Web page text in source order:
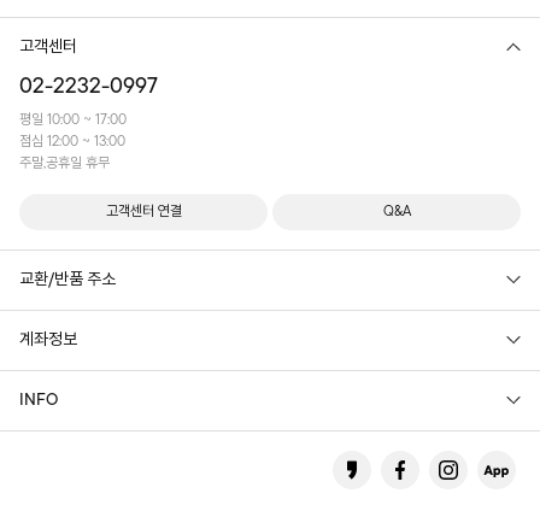
고객센터
02-2232-0997
평일 10:00 ~ 17:00
점심 12:00 ~ 13:00
주말,공휴일 휴무
고객센터 연결 Q&A
교환/반품 주소
계좌정보
INFO